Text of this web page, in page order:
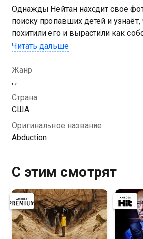
Однажды Нейтан находит своё
поиску пропавших детей и узнаёт,
похитили его и вырастили как
ребёнка. Тогда он начинает
Читать дальше
Жанр
, ,
Страна
США
Оригинальное название
Abduction
С этим смотрят